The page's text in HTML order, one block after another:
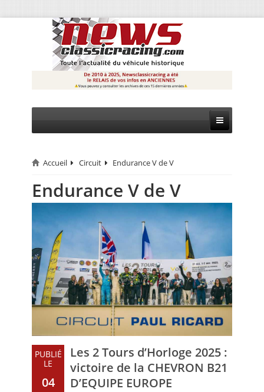
CIRCUIT
RALLYE
MONTAGNE
EVÈNEMENTS
CALENDRIER
FOCUS
VIDEO
ANNUAIRES
PETITES ANNONCES
Accueil Circuit Endurance V de V
Endurance V de V
PUBLIÉ
LE
04
Les 2 Tours d’Horloge 2025 :
victoire de la CHEVRON B21
D’EQUIPE EUROPE